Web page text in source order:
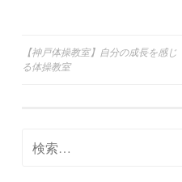
投
ゲ
【神戸体操教室】自分の成長を感じ
る体操教室